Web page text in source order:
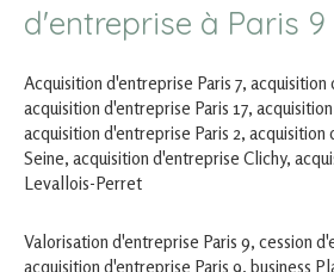
d'entreprise à Paris 9
Acquisition d'entreprise Paris 7, acquisition
acquisition d'entreprise Paris 17,
acquisition d'entreprise Paris 2, acquisition
Seine, acquisition d'entreprise Clichy,
Levallois-Perret
Valorisation d'entreprise Paris 9, cession
acquisition d'entreprise Paris 9, business